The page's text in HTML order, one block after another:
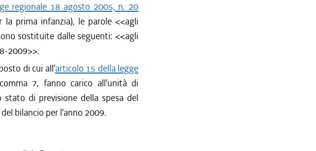
regionale 18 agosto 2005, n. 20
prima infanzia), le parole <<agli
sostituite dalle seguenti: <<agli
2009>>.
di cui all'articolo 15 della legge
7, fanno carico all'unità di
di previsione della spesa del
bilancio per l'anno 2009.